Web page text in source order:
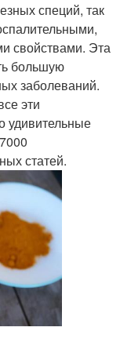
специй, так
свойствами. Эта
большую
заболеваний.
эти
удивительные
статей.